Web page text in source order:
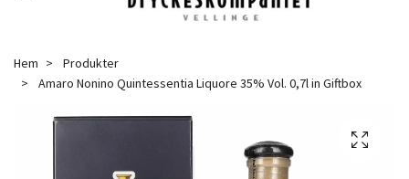
Hem
Produkter
Amaro Nonino Quintessentia Liquore 35% Vol. 0,7l in Giftbox